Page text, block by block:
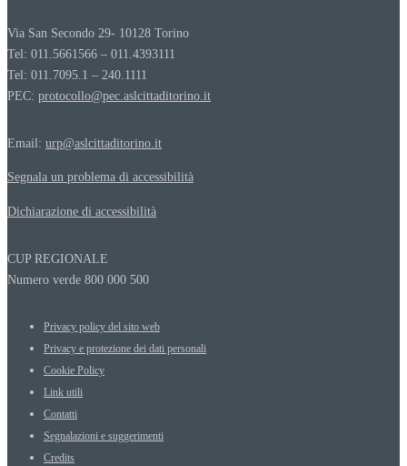
Via San Secondo 29- 10128 Torino
Tel: 011.5661566 – 011.4393111
Tel: 011.7095.1 – 240.1111
PEC: protocollo@pec.aslcittaditorino.it
Email: urp@aslcittaditorino.it
Segnala un problema di accessibilità
Dichiarazione di accessibilità
CUP REGIONALE
Numero verde 800 000 500
Privacy policy del sito web
Privacy e protezione dei dati personali
Cookie Policy
Link utili
Contatti
Segnalazioni e suggerimenti
Credits